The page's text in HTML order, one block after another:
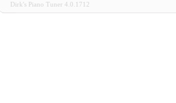
Dirk's Piano Tuner 4.0.1712